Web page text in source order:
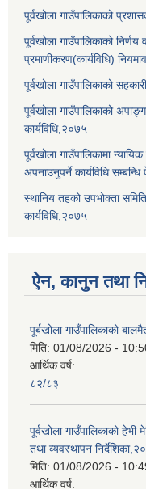
पूर्वखोला गाउँपालिकाको
पूर्वखोला गाउँपालिकाको
प्रमाणीकरण(कार्यविधि)
पूर्वखोला गाउँपालिकाको
पूर्वखोला गाउँपालिकाको
कार्यविधि,२०७५
पूर्वखोला गाउँपालिकामा
अपनाउनुपर्ने कार्यविधि
स्थानिय तहको उपभोक्ता
कार्यविधि,२०७५
ऐन, कानुन तथा
पूर्बखोला गाउँपालिकाको
मिति: 01/08/2026 -
आर्थिक वर्ष:
८२/८३
पूर्वखोला गाउँपालिकाको
तथा व्यवस्थापन
मिति: 01/08/2026 -
आर्थिक वर्ष: